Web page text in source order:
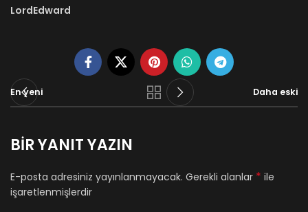
LordEdward
En yeni Daha eski
BIR YANIT YAZIN
E-posta adresiniz yayınlanmayacak. Gerekli alanlar * ile
işaretlenmişlerdir